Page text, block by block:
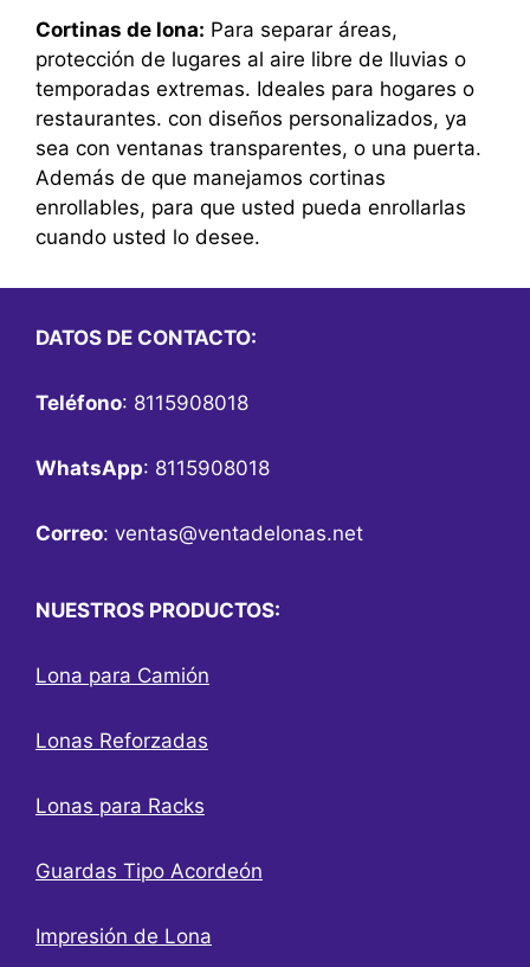
Cortinas de lona: Para separar áreas,
protección de lugares al aire libre de lluvias o
temporadas extremas. Ideales para hogares o
restaurantes. con diseños personalizados, ya
sea con ventanas transparentes, o una puerta.
Además de que manejamos cortinas
enrollables, para que usted pueda enrollarlas
cuando usted lo desee.
DATOS DE CONTACTO:
Teléfono: 8115908018
WhatsApp: 8115908018
Correo: ventas@ventadelonas.net
NUESTROS PRODUCTOS:
Lona para Camión
Lonas Reforzadas
Lonas para Racks
Guardas Tipo Acordeón
Impresión de Lona